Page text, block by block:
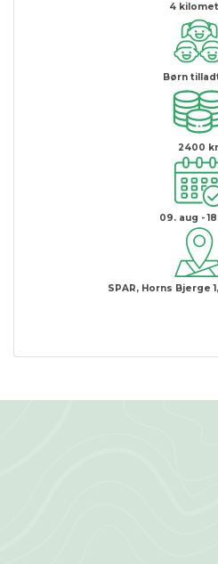
4
Børn
2400
09. aug -
SPAR, Horns Bjerge